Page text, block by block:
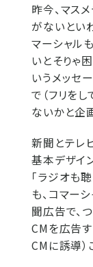
昨今、マス
がないとい
マーシャル
いとそりゃ
いうメッセ
で（フリを
ないかと企
新聞とテレ
基本デザイ
「ラジオも
も、コマー
聞広告で、
CMを広告
CMに誘導）